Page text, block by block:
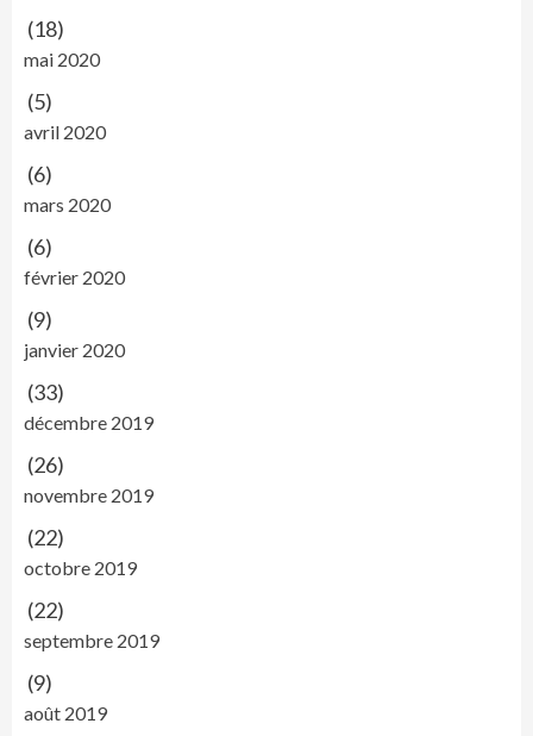
(18)
mai 2020
(5)
avril 2020
(6)
mars 2020
(6)
février 2020
(9)
janvier 2020
(33)
décembre 2019
(26)
novembre 2019
(22)
octobre 2019
(22)
septembre 2019
(9)
août 2019